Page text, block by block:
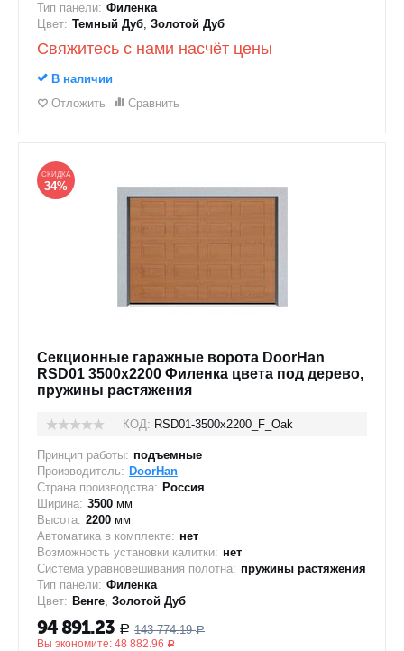
Тип панели: Филенка
Цвет: Темный Дуб, Золотой Дуб
Свяжитесь с нами насчёт цены
В наличии
Отложить
Сравнить
СКИДКА
34%
Секционные гаражные ворота DoorHan
RSD01 3500x2200 Филенка цвета под дерево,
пружины растяжения
КОД: RSD01-3500х2200_F_Oak
Принцип работы: подъемные
Производитель: DoorHan
Страна производства: Россия
Ширина: 3500 мм
Высота: 2200 мм
Автоматика в комплекте: нет
Возможность установки калитки: нет
Система уравновешивания полотна: пружины растяжения
Тип панели: Филенка
Цвет: Венге, Золотой Дуб
94 891.23 Р 143 774.19 Р
Вы экономите: 48 882.96 Р